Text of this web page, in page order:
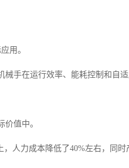
用。
手在运行效率、能耗控制和自
值中。
人力成本降低了40%左右，同